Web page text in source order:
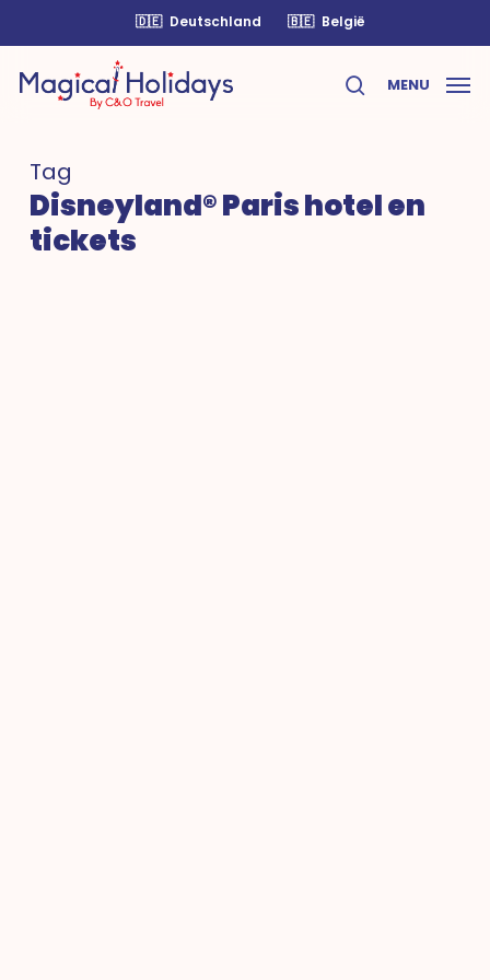
main
content
🇩🇪 Deutschland 🇧🇪 België
search
MENU
Tag
Disneyland® Paris hotel en
tickets